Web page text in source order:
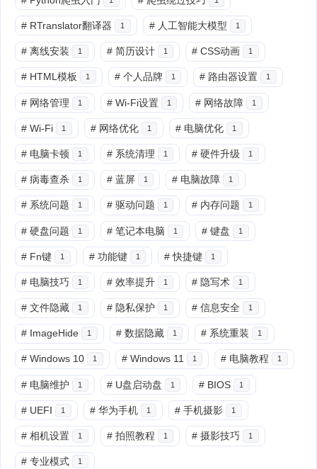
# RTranslator翻译器 1 # 人工智能大模型 1
# 离线安装 1 # 简历设计 1 # CSS动画 1
# HTML模板 1 # 个人品牌 1 # 路由器设置 1
# 网络管理 1 # Wi-Fi设置 1 # 网络故障 1
# Wi-Fi 1 # 网络优化 1 # 电脑优化 1
# 电脑卡顿 1 # 系统清理 1 # 硬件升级 1
# 病毒查杀 1 # 蓝屏 1 # 电脑故障 1
# 系统问题 1 # 驱动问题 1 # 内存问题 1
# 硬盘问题 1 # 笔记本电脑 1 # 键盘 1
# Fn键 1 # 功能键 1 # 快捷键 1
# 电脑技巧 1 # 效率提升 1 # 隐写术 1
# 文件隐藏 1 # 隐私保护 1 # 信息安全 1
# ImageHide 1 # 数据隐藏 1 # 系统重装 1
# Windows 10 1 # Windows 11 1 # 电脑教程 1
# 电脑维护 1 # U盘启动盘 1 # BIOS 1
# UEFI 1 # 华为手机 1 # 手机摄影 1
# 相机设置 1 # 拍照教程 1 # 摄影技巧 1
# 专业模式 1